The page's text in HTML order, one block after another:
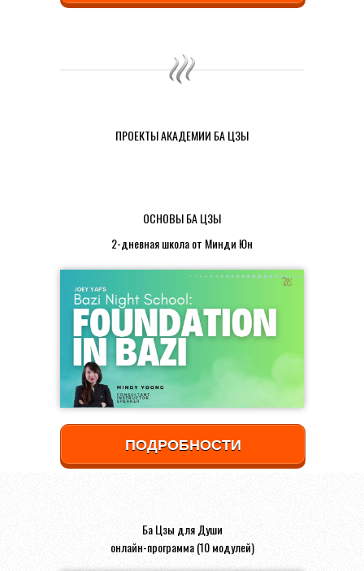
ПРОЕКТЫ АКАДЕМИИ БА ЦЗЫ
ОСНОВЫ БА ЦЗЫ
2-дневная школа от Минди Юн
ПОДРОБНОСТИ
Ба Цзы для Души
онлайн-программа (10 модулей)